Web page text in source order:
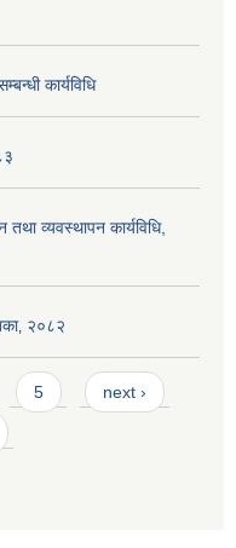
कार्यविधि
व्यवस्थापन कार्यविधि,
२०८२
5 next ›